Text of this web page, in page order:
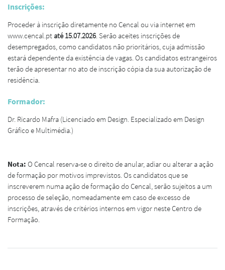
Inscrições:
Proceder à inscrição diretamente no Cencal ou via internet em
www.cencal.pt até 15.07.2026. Serão aceites inscrições de
desempregados, como candidatos não prioritários, cuja admissão
estará dependente da existência de vagas. Os candidatos estrangeiros
terão de apresentar no ato de inscrição cópia da sua autorização de
residência.
Formador:
Dr. Ricardo Mafra (Licenciado em Design. Especializado em Design
Gráfico e Multimédia.)
Nota: O Cencal reserva-se o direito de anular, adiar ou alterar a ação
de formação por motivos imprevistos. Os candidatos que se
inscreverem numa ação de formação do Cencal, serão sujeitos a um
processo de seleção, nomeadamente em caso de excesso de
inscrições, através de critérios internos em vigor neste Centro de
Formação.